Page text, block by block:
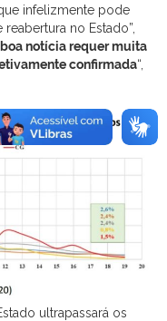
infelizmente pode
no Estado”,
notícia requer muita
confirmada“,
ultrapassará os